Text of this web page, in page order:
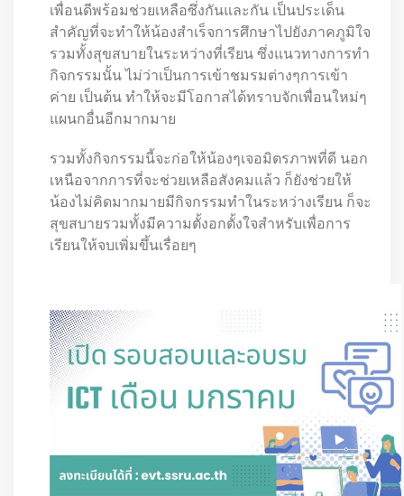
เพื่อนดีพร้อมช่วยเหลือซึ่งกันและกัน เป็นประเด็น
สำคัญที่จะทำให้น้องสำเร็จการศึกษาไปยังภาคภูมิใจ
รวมทั้งสุขสบายในระหว่างที่เรียน ซึ่งแนวทางการทำ
กิจกรรมนั้น ไม่ว่าเป็นการเข้าชมรมต่างๆการเข้า
ค่าย เป็นต้น ทำให้จะมีโอกาสได้ทราบจักเพื่อนใหม่ๆ
แผนกอื่นอีกมากมาย
รวมทั้งกิจกรรมนี้จะก่อให้น้องๆเจอมิตรภาพที่ดี นอก
เหนือจากการที่จะช่วยเหลือสังคมแล้ว ก็ยังช่วยให้
น้องไม่คิดมากมายมีกิจกรรมทำในระหว่างเรียน ก็จะ
สุขสบายรวมทั้งมีความตั้งอกตั้งใจสำหรับเพื่อการ
เรียนให้จบเพิ่มขึ้นเรื่อยๆ